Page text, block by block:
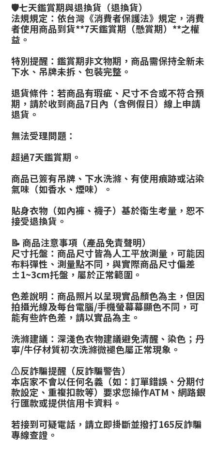
🛡️七天鑑賞期與退換貨（退換貨）
法規規定：依台灣《消費者保護法》規定，消費
者使用商品到貨**7天鑑賞期（懸賞期）**之權
益。
特別提醒：鑑賞期非文物期，商品需保持全新未
下水、吊牌未拆、包裝完整。
退貨條件：若商品有瑕疵、尺寸不合或不符合預
期，請於收到商品7日內（含例假日）線上申請
退貨。
無法受理問題：
超過7天鑑賞期。
商品已簽有吊牌、下水洗滌、有使用痕跡或沾染
氣味（如香水、煙味）。
貼身衣物（如內褲、襪子）基於衛生考量，恕不
接受退換貨。
📝 商品注意事項（產品免責聲明）
尺寸托盤：商品尺寸皆為人工平放測量，可能因
布料彈性、測量點不同，與實際商品尺寸偏差
±1~3cm托盤，屬於正常範圍。
色差說明：商品照片以呈現實品顏色為主，但因
拍攝光線及每台電腦/手機螢幕幕顯色不同，可
能有些許色差，請以實品為主。
洗滌建議：深淺色衣物建議避免清醒、染色；丹
寧/牛仔材質初次洗滌微褪色屬正常現象。
⚠️反詐騙提醒（反詐騙警告）
本店家不會以任何名義（如：訂單錯誤、分期付
款設定、重複扣款等）要求您操作ATM、網路銀
行匯款或提供信用卡資料。
若接到可疑電話，請立即掛斷並撥打165反詐騙
專線查證。